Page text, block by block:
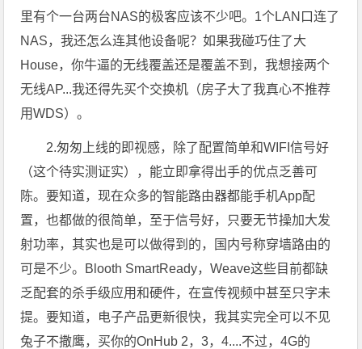
里有个一台两台NAS的极客应该不少吧。1个LAN口连了
NAS，我还怎么连其他设备呢？如果我碰巧住了大
House，你牛逼的无线覆盖还是覆盖不到，我想接两个
无线AP...我还得先买个交换机（房子大了我真心不推荐
用WDS）。
2.匆匆上线的即视感，除了配置简单和WIFI信号好
（这个待实测证实），能立即拿得出手的优点乏善可
陈。要知道，现在众多的智能路由器都能手机App配
置，也都做的很简单，至于信号好，只要无节操加大发
射功率，其实也是可以做得到的，国内号称穿墙路由的
可是不少。Blooth SmartReady，Weave这些目前都缺
乏配套的杀手级应用和硬件，在宣传视频中甚至只字未
提。要知道，电子产品更新很快，我其实完全可以不见
兔子不撒鹰，买你的OnHub 2，3，4....不过，4G的